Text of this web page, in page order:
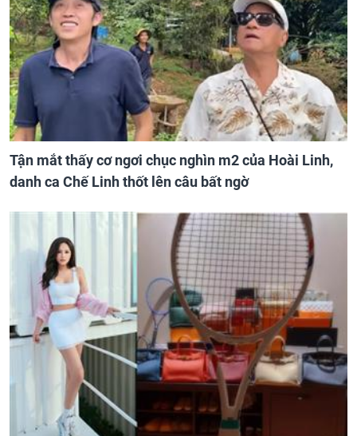
Tận mắt thấy cơ ngơi chục nghìn m2 của Hoài Linh,
danh ca Chế Linh thốt lên câu bất ngờ